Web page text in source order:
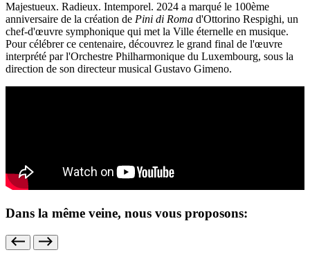
Majestueux. Radieux. Intemporel. 2024 a marqué le 100ème
anniversaire de la création de Pini di Roma d'Ottorino Respighi, un
chef-d'œuvre symphonique qui met la Ville éternelle en musique.
Pour célébrer ce centenaire, découvrez le grand final de l'œuvre
interprété par l'Orchestre Philharmonique du Luxembourg, sous la
direction de son directeur musical Gustavo Gimeno.
Dans la même veine, nous vous proposons: